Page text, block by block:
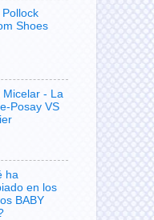
Pollock
Shoes
Micelar - La
Posay VS
ha
en los
BABY